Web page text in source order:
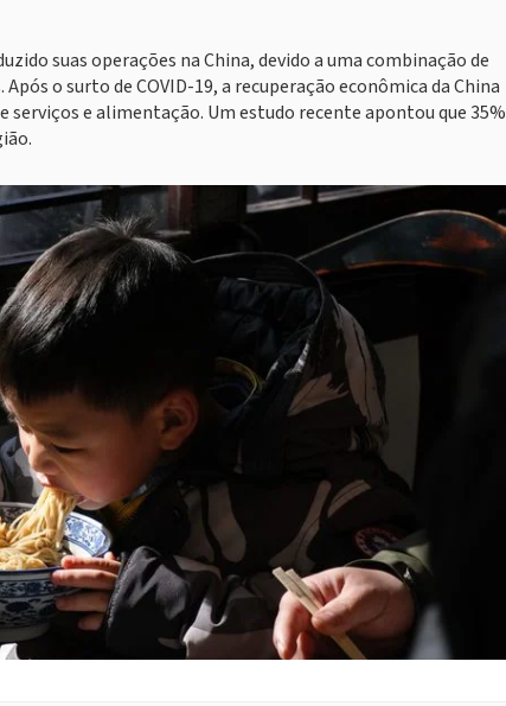
suas operações na China, devido a uma combinação de
o surto de COVID-19, a recuperação econômica da China
e alimentação. Um estudo recente apontou que 35%